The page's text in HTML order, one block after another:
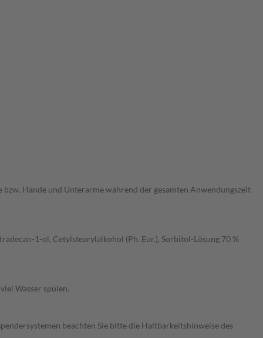
Hände und Unterarme während der gesamten Anwendungszeit
1-ol, Cetylstearylalkohol (Ph. Eur.), Sorbitol-Lösung 70 %
Wasser spülen.
beachten Sie bitte die Haltbarkeitshinweise des